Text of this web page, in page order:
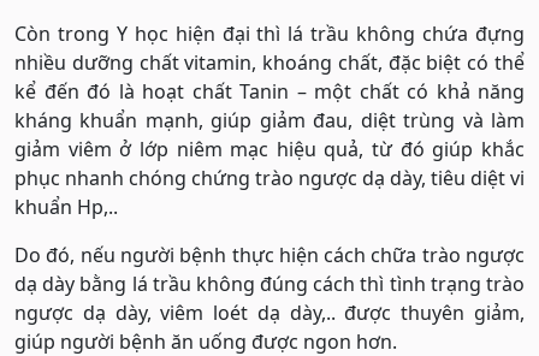
Còn trong Y học hiện đại thì lá trầu không chứa đựng
nhiều dưỡng chất vitamin, khoáng chất, đặc biệt có thể
kể đến đó là hoạt chất Tanin – một chất có khả năng
kháng khuẩn mạnh, giúp giảm đau, diệt trùng và làm
giảm viêm ở lớp niêm mạc hiệu quả, từ đó giúp khắc
phục nhanh chóng chứng trào ngược dạ dày, tiêu diệt vi
khuẩn Hp,..
Do đó, nếu người bệnh thực hiện cách chữa trào ngược
dạ dày bằng lá trầu không đúng cách thì tình trạng trào
ngược dạ dày, viêm loét dạ dày,.. được thuyên giảm,
giúp người bệnh ăn uống được ngon hơn.